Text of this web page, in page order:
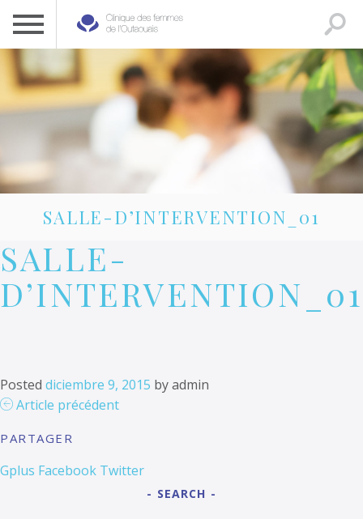
CLINIQUE DES FEMMES DE L’OUTAOUAIS
1 819 778-2055
SALLE-D’INTERVENTION_01
SALLE-
D’INTERVENTION_01
Posted diciembre 9, 2015 byadmin
Article précédent
PARTAGER
Gplus Facebook Twitter
SEARCH